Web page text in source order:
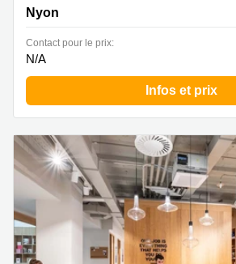
Building, 2. Stock,2. Stock, Nyon
Nyon
Contact pour le prix:
N/A
Infos et prix